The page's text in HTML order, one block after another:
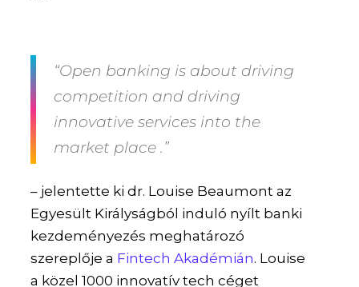
“Open banking is about driving
competition and driving
innovative services into the
market place .”
– jelentette ki dr. Louise Beaumont az
Egyesült Királyságból induló nyílt banki
kezdeményezés meghatározó
szereplője a Fintech Akadémián. Louise
a közel 1000 innovatív tech céget